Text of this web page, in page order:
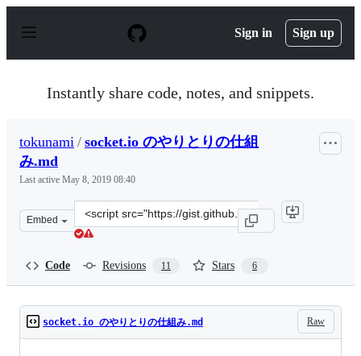
p
Sign in Sign up
Instantly share code, notes, and snippets.
tokunami / socket.io のやりとりの仕組
み.md
Last active May 8, 2019 08:40
Embed
Clone
this
Code Revisions 11 Stars 6
Raw
socket.io のやりとりの仕組み.md